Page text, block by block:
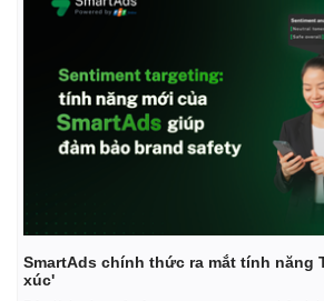
Kinh tế
Thị
Giá
Tiêu
Chứng
Giá cà
SmartAds chính thức ra mắt tính năng
xúc'